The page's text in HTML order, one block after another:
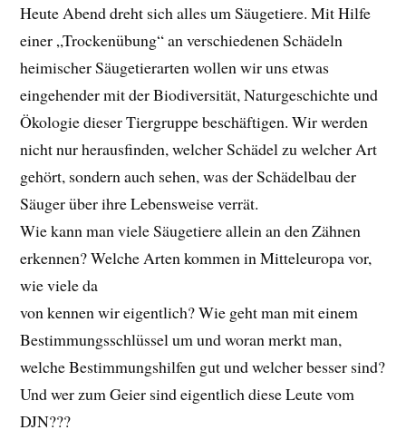
Heute Abend dreht sich alles um Säugetiere. Mit Hilfe
einer „Trockenübung“ an verschiedenen Schädeln
heimischer Säugetierarten wollen wir uns etwas
eingehender mit der Biodiversität, Naturgeschichte und
Ökologie dieser Tiergruppe beschäftigen. Wir werden
nicht nur herausfinden, welcher Schädel zu welcher Art
gehört, sondern auch sehen, was der Schädelbau der
Säuger über ihre Lebensweise verrät.
Wie kann man viele Säugetiere allein an den Zähnen
erkennen? Welche Arten kommen in Mitteleuropa vor,
wie viele da
von kennen wir eigentlich? Wie geht man mit einem
Bestimmungsschlüssel um und woran merkt man,
welche Bestimmungshilfen gut und welcher besser sind?
Und wer zum Geier sind eigentlich diese Leute vom
DJN???